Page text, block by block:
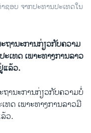
ຊອບ ຈາກປະທານປະເທດໃນ
ານະການກ່ຽວກັບຄວາມ
ເທດ ເພາະທາງການລາວ
ແລ້ວ.
ານະ​ການ​ກ່ຽວ​ກັບ​ຄວາມ​ບໍ່​
ທດ ​ເພາະ​ທາງ​ການ​ລາວ​ມີ​
ວ.